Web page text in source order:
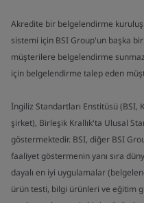
Akredite bir belgelendirme
sistemi için BSI Group'un başka
müşterilere belgelendirme
için belgelendirme talep eden
İngiliz Standartları Enstitüsü
şirket), Birleşik Krallık'ta Ulusal
göstermektedir. BSI, diğer BSI
faaliyet göstermenin yanı sıra
dayalı en iyi uygulamalar
ürün testi, bilgi ürünleri ve eğitim